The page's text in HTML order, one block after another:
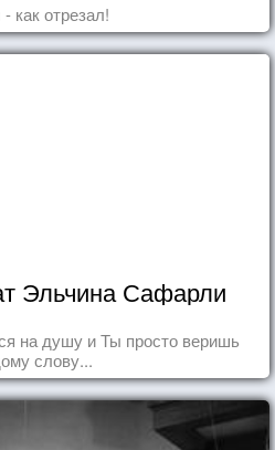
как отрезал!
Эльчина Сафарли
на душу и Ты просто веришь
слову...